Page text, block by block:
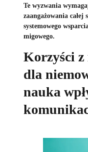
Te wyzwania
zaangażowania całej
systemowego
migowego.
Korzyści
dla
nauka